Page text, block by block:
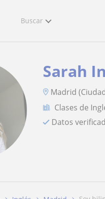
Buscar
Sarah
Madrid
Clases de
Datos